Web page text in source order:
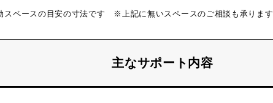
スペースの目安の寸法です ※上記に無いスペースのご相談も承ります
主なサポート内容